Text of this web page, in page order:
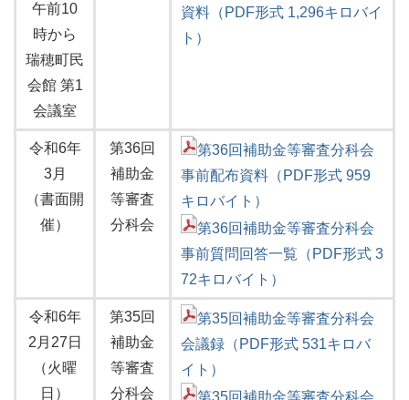
午前10
時から
瑞穂町民
会館 第1
会議室
資料（PDF形式 1,296キロバイ
ト）
令和6年
3月
（書面開
催）
第36回
補助金
等審査
分科会
第36回補助金等審査分科会
事前配布資料（PDF形式 959
キロバイト）
第36回補助金等審査分科会
事前質問回答一覧（PDF形式 3
72キロバイト）
令和6年
2月27日
（火曜
日）
第35回
補助金
等審査
分科会
第35回補助金等審査分科会
会議録（PDF形式 531キロバ
イト）
第35回補助金等審査分科会